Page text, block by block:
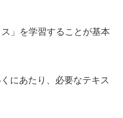
」を学習することが基本
にあたり、必要なテキス